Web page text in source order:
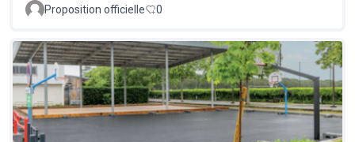
Proposition officielle 0